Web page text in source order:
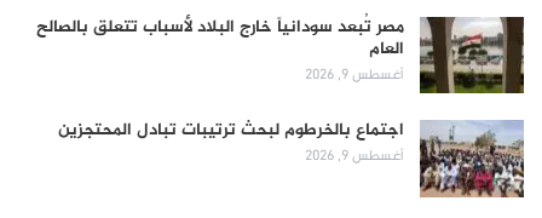
مصر تُبعد سودانياً خارج البلاد لأسباب تتعلق بالصالح
العام
أغسطس 9, 2026
اجتماع بالخرطوم لبحث ترتيبات تبادل المحتجزين
أغسطس 9, 2026